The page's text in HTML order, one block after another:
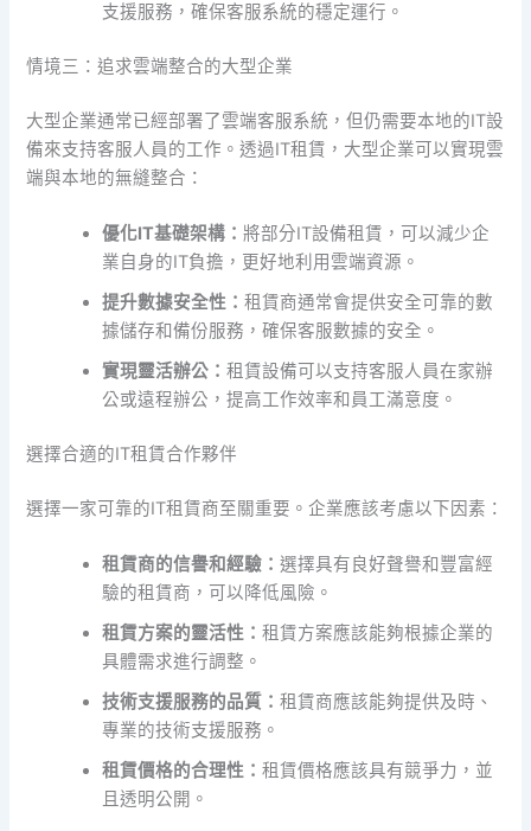
支援服務，確保客服系統的穩定運行。
情境三：追求雲端整合的大型企業
大型企業通常已經部署了雲端客服系統，但仍需要本地的IT設
備來支持客服人員的工作。透過IT租賃，大型企業可以實現雲
端與本地的無縫整合：
優化IT基礎架構：將部分IT設備租賃，可以減少企
業自身的IT負擔，更好地利用雲端資源。
提升數據安全性：租賃商通常會提供安全可靠的數
據儲存和備份服務，確保客服數據的安全。
實現靈活辦公：租賃設備可以支持客服人員在家辦
公或遠程辦公，提高工作效率和員工滿意度。
選擇合適的IT租賃合作夥伴
選擇一家可靠的IT租賃商至關重要。企業應該考慮以下因素：
租賃商的信譽和經驗：選擇具有良好聲譽和豐富經
驗的租賃商，可以降低風險。
租賃方案的靈活性：租賃方案應該能夠根據企業的
具體需求進行調整。
技術支援服務的品質：租賃商應該能夠提供及時、
專業的技術支援服務。
租賃價格的合理性：租賃價格應該具有競爭力，並
且透明公開。